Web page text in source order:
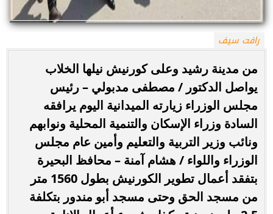
رافت سيف
من مدينة رشيد وعلى كورنيش نيلها الخلاب
يواصل الدكتور / مصطفى مدبولي – رئيس
مجلس الوزراء زيارته الميدانية اليوم يرافقه
السادة وزراء الإسكان والتنمية المحلية ونوابهم
ونائب وزير التربية والتعليم وأمين عام مجلس
الوزراء واللواء / هشام آمنة – محافظ البحيرة
بتفقد أعمال تطوير الكورنيش بطول 1560 متر
من مسجد الحق وحتى مسجد أبو مندور بتكلفة